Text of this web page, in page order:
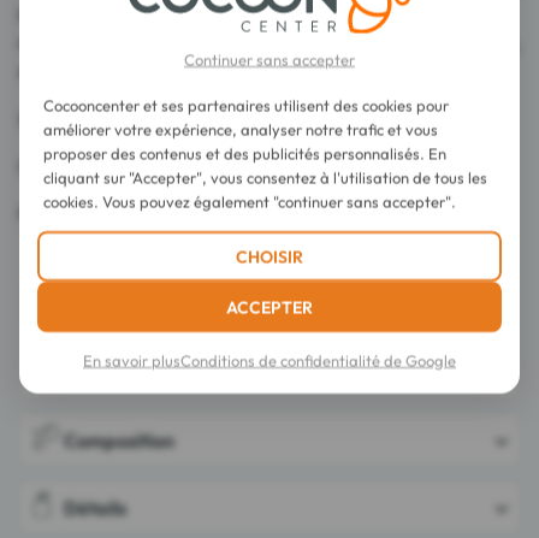
Nouvelle-Aquitaine, ce plat est riche en goût et en qualité.
tout en veillant à son équilibre nutritionnel.
Sans sel ajouté.
Certifié Agriculture Biologique. Contrôle FR-BIO-01.
Fabriqué en France.
Conseils d'utilisation
Composition
Détails
Continuer sans accepter
Cocooncenter et ses partenaires utilisent des cookies pour
améliorer votre expérience, analyser notre trafic et vous
proposer des contenus et des publicités personnalisés. En
cliquant sur "Accepter", vous consentez à l'utilisation de tous les
cookies. Vous pouvez également "continuer sans accepter".
CHOISIR
ACCEPTER
En savoir plusConditions de confidentialité de Google